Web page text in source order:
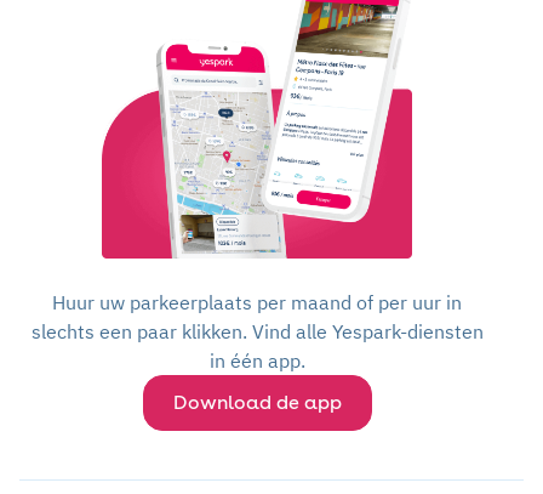
Huur uw parkeerplaats per maand of per uur in
slechts een paar klikken. Vind alle Yespark-diensten
in één app.
Download de app